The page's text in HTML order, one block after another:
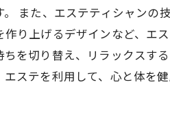
。 また、エステティシャンの
作り上げるデザインなど、エ
ちを切り替え、リラックスす
エステを利用して、心と体を健